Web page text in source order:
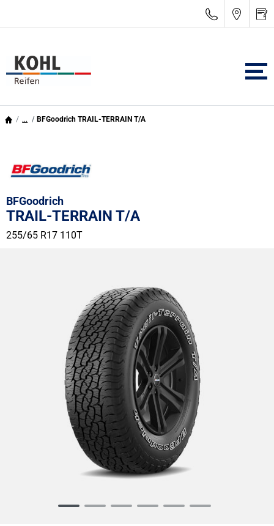
... BFGoodrich TRAIL-TERRAIN T/A
BFGoodrich
TRAIL-TERRAIN T/A
255/65 R17 110T